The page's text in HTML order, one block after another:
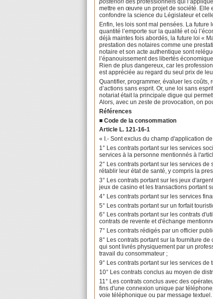
posteriori des professionnels qui
mettre en œuvre un projet de société. Elle
confondre la science du Législateur et
Enfin, les lois sont mal pensées. La
quantité l’emporte sur la qualité et où
déjà maintes fois abordés, la future loi «
prestation des notaires comme une
notaire et son acte authentique sont
l’épanouissement des libertés
Rien de plus dangereux, car les
est appréciée au regard du seul prix de
Quantifier, programmer, évaluer les
d’actions sans esprit. Or, une loi sans
notariat était la principale digue qui
Alors, avec un zeste de provocation, on
Références
■ Code de la consommation
Article L. 121-16-1
« I.- Sont exclus du champ d'application
1° Les contrats portant sur les services
services à la personne mentionnés à
2° Les contrats portant sur les services
rétablir leur état de santé, y compris la
3° Les contrats portant sur les jeux
jeux de casino et les transactions portant
4° Les contrats portant sur les services
5° Les contrats portant sur un forfait
6° Les contrats portant sur les contrats
contrats de revente et d'échange
7° Les contrats rédigés par un officier
8° Les contrats portant sur la fourniture
qui sont livrés physiquement par un
travail du consommateur ;
9° Les contrats portant sur les services
10° Les contrats conclus au moyen de
11° Les contrats conclus avec des
fins d'une connexion unique par
voie téléphonique ou par message textuel.